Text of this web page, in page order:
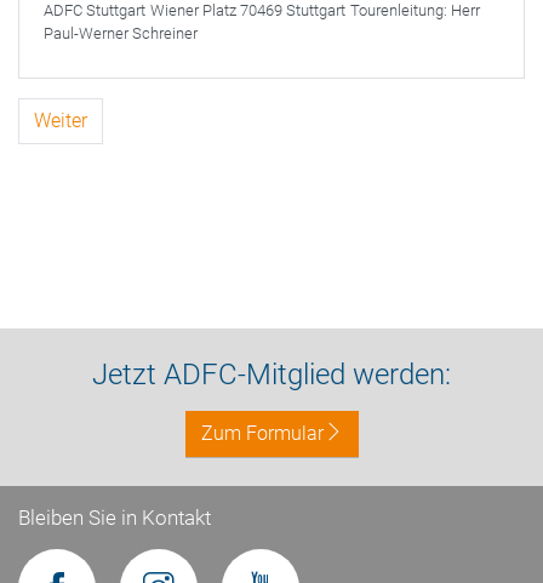
ADFC Stuttgart Wiener Platz 70469 Stuttgart Tourenleitung: Herr
Paul-Werner Schreiner
Weiter
Jetzt ADFC-Mitglied werden:
Zum Formular
Bleiben Sie in Kontakt